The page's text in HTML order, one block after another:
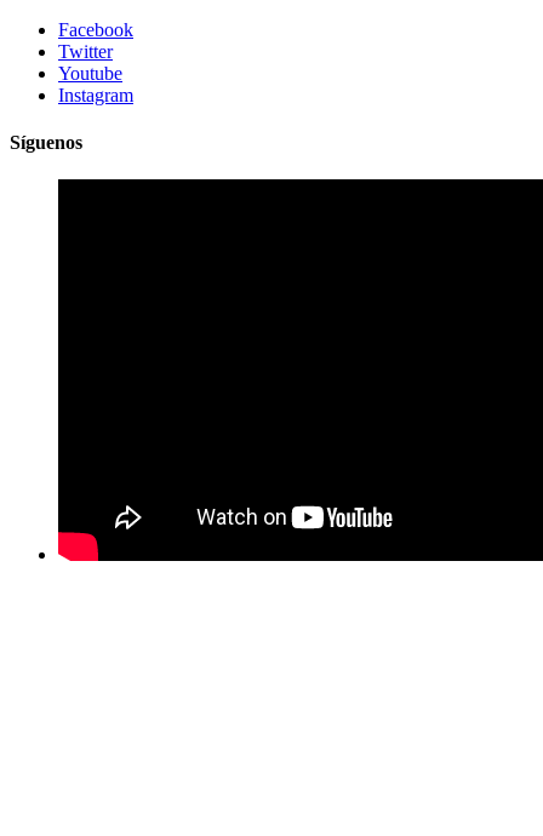
Facebook
Twitter
Youtube
Instagram
Síguenos